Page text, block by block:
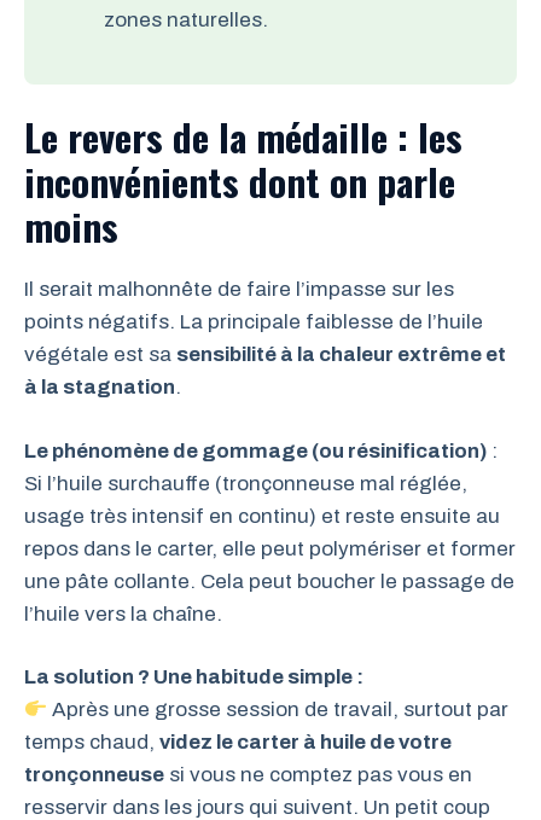
zones naturelles.
Le revers de la médaille : les
inconvénients dont on parle
moins
Il serait malhonnête de faire l’impasse sur les
points négatifs. La principale faiblesse de l’huile
végétale est sa sensibilité à la chaleur extrême et
à la stagnation.
Le phénomène de gommage (ou résinification) :
Si l’huile surchauffe (tronçonneuse mal réglée,
usage très intensif en continu) et reste ensuite au
repos dans le carter, elle peut polymériser et former
une pâte collante. Cela peut boucher le passage de
l’huile vers la chaîne.
La solution ? Une habitude simple :
Après une grosse session de travail, surtout par
temps chaud, videz le carter à huile de votre
tronçonneuse si vous ne comptez pas vous en
resservir dans les jours qui suivent. Un petit coup